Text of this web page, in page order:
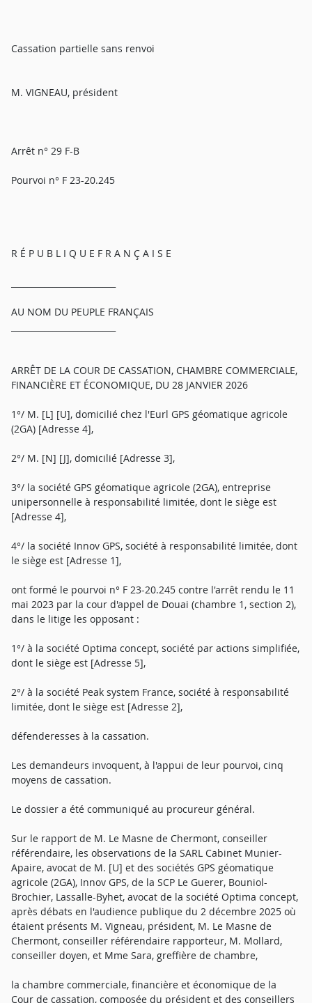
Cassation partielle sans renvoi
M. VIGNEAU, président
Arrêt n° 29 F-B
Pourvoi n° F 23-20.245
R É P U B L I Q U E F R A N Ç A I S E
AU NOM DU PEUPLE FRANÇAIS
ARRÊT DE LA COUR DE CASSATION, CHAMBRE COMMERCIALE,
FINANCIÈRE ET ÉCONOMIQUE, DU 28 JANVIER 2026
1°/ M. [L] [U], domicilié chez l'Eurl GPS géomatique agricole
(2GA) [Adresse 4],
2°/ M. [N] [J], domicilié [Adresse 3],
3°/ la société GPS géomatique agricole (2GA), entreprise
unipersonnelle à responsabilité limitée, dont le siège est
[Adresse 4],
4°/ la société Innov GPS, société à responsabilité limitée, dont
le siège est [Adresse 1],
ont formé le pourvoi n° F 23-20.245 contre l'arrêt rendu le 11
mai 2023 par la cour d'appel de Douai (chambre 1, section 2),
dans le litige les opposant :
1°/ à la société Optima concept, société par actions simplifiée,
dont le siège est [Adresse 5],
2°/ à la société Peak system France, société à responsabilité
limitée, dont le siège est [Adresse 2],
défenderesses à la cassation.
Les demandeurs invoquent, à l'appui de leur pourvoi, cinq
moyens de cassation.
Le dossier a été communiqué au procureur général.
Sur le rapport de M. Le Masne de Chermont, conseiller
référendaire, les observations de la SARL Cabinet Munier-
Apaire, avocat de M. [U] et des sociétés GPS géomatique
agricole (2GA), Innov GPS, de la SCP Le Guerer, Bouniol-
Brochier, Lassalle-Byhet, avocat de la société Optima concept,
après débats en l'audience publique du 2 décembre 2025 où
étaient présents M. Vigneau, président, M. Le Masne de
Chermont, conseiller référendaire rapporteur, M. Mollard,
conseiller doyen, et Mme Sara, greffière de chambre,
la chambre commerciale, financière et économique de la
Cour de cassation, composée du président et des conseillers